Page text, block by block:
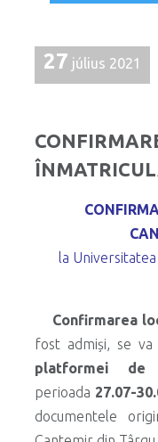
27 július 2021
la
Confirmarea
fost admiși, se va
platformei de
perioada 27.07-
documentele